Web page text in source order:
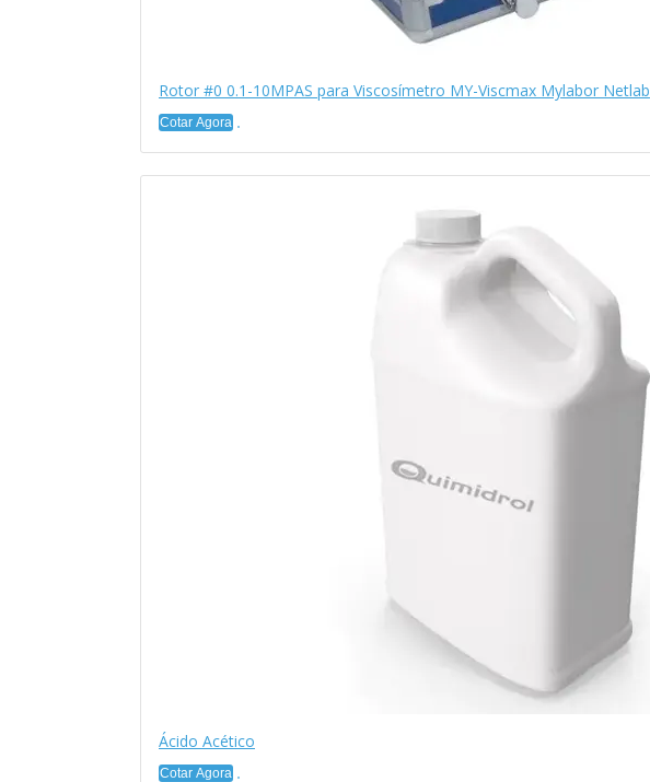
Rotor #0 0.1-10MPAS para Viscosímetro MY-Viscmax Mylabor Netlab
Cotar Agora
Ácido Acético
Cotar Agora